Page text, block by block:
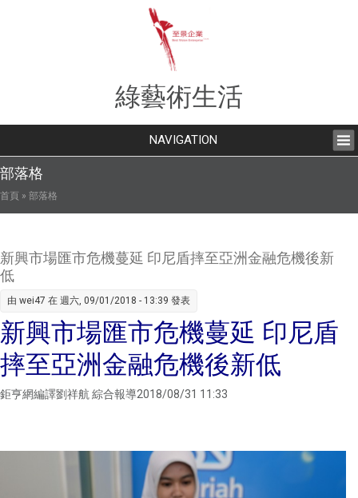
綠藝術生活
NAVIGATION
部落格
您在這裡
首頁 » 部落格
新興市場匯市危機蔓延 印尼盾摔至亞洲金融危機後新
低
由 wei47 在 週六, 09/01/2018 - 13:39 發表
新興市場匯市危機蔓延 印尼盾
摔至亞洲金融危機後新低
鉅亨網編譯劉祥航 綜合報導2018/08/31 11:33